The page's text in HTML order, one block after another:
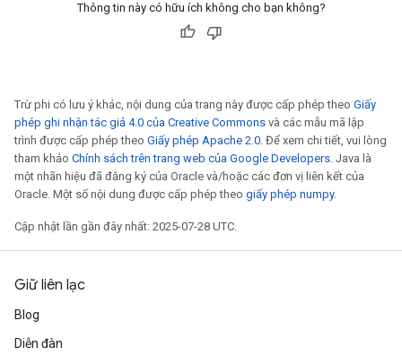
Thông tin này có hữu ích không cho bạn không?
Trừ phi có lưu ý khác, nội dung của trang này được cấp phép theo Giấy
phép ghi nhận tác giả 4.0 của Creative Commons và các mẫu mã lập
trình được cấp phép theo Giấy phép Apache 2.0. Để xem chi tiết, vui lòng
tham khảo Chính sách trên trang web của Google Developers. Java là
một nhãn hiệu đã đăng ký của Oracle và/hoặc các đơn vị liên kết của
Oracle. Một số nội dung được cấp phép theo giấy phép numpy.
Cập nhật lần gần đây nhất: 2025-07-28 UTC.
Giữ liên lạc
Blog
Diễn đàn